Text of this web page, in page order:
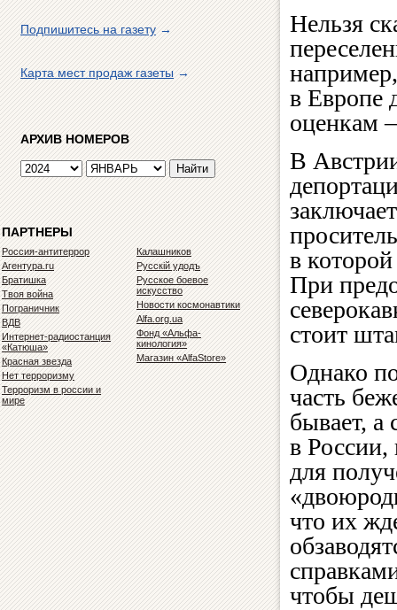
Подпишитесь на газету→
Карта мест продаж газеты→
АРХИВ НОМЕРОВ
ПАРТНЕРЫ
Россия-антитеррор
Агентура.ru
Братишка
Твоя война
Пограничник
ВДВ
Интернет-радиостанция
«Катюша»
Красная звезда
Нет терроризму
Терроризм в россии и
мире
Калашников
Русскiй удодъ
Русское боевое
искусство
Новости космонавтики
Alfa.org.ua
Фонд «Альфа-
кинология»
Магазин «AlfaStore»
Нельзя
в Европе
оценкам
В
в
При
стоит
Однако
часть
бывает, а
в России,
для
что их
чтобы